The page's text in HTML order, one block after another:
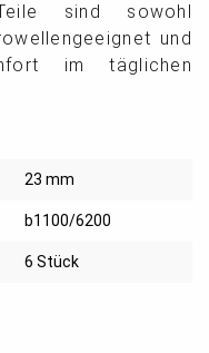
sind sowohl
und
im täglichen
23 mm
b1100/6200
6 Stück